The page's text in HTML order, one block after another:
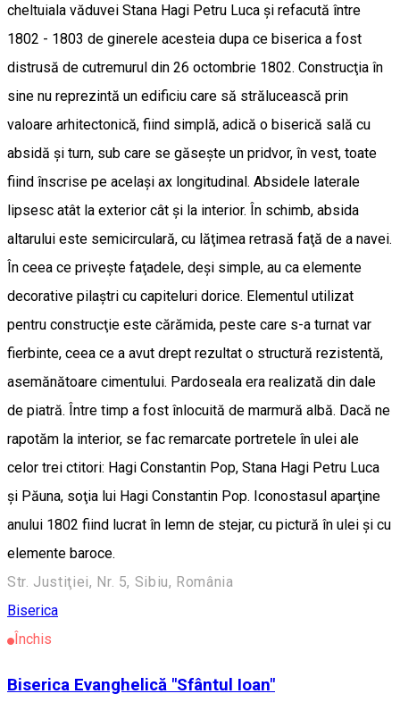
cheltuiala văduvei Stana Hagi Petru Luca şi refacută între
1802 - 1803 de ginerele acesteia dupa ce biserica a fost
distrusă de cutremurul din 26 octombrie 1802. Construcţia în
sine nu reprezintă un edificiu care să strălucească prin
valoare arhitectonică, fiind simplă, adică o biserică sală cu
absidă şi turn, sub care se găseşte un pridvor, în vest, toate
fiind înscrise pe acelaşi ax longitudinal. Absidele laterale
lipsesc atât la exterior cât şi la interior. În schimb, absida
altarului este semicirculară, cu lăţimea retrasă faţă de a navei.
În ceea ce priveşte faţadele, deşi simple, au ca elemente
decorative pilaştri cu capiteluri dorice. Elementul utilizat
pentru construcţie este cărămida, peste care s-a turnat var
fierbinte, ceea ce a avut drept rezultat o structură rezistentă,
asemănătoare cimentului. Pardoseala era realizată din dale
de piatră. Între timp a fost înlocuită de marmură albă. Dacă ne
rapotăm la interior, se fac remarcate portretele în ulei ale
celor trei ctitori: Hagi Constantin Pop, Stana Hagi Petru Luca
şi Păuna, soţia lui Hagi Constantin Pop. Iconostasul aparţine
anului 1802 fiind lucrat în lemn de stejar, cu pictură în ulei şi cu
elemente baroce.
Str. Justiţiei, Nr. 5, Sibiu, România
Biserica
Închis
Biserica Evanghelică "Sfântul Ioan"